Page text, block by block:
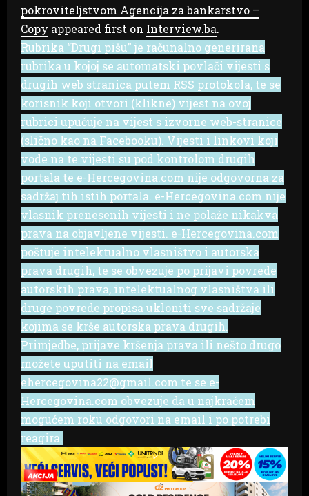
pokroviteljstvom Agencija za bankarstvo –
Copy appeared first on Interview.ba.
Rubrika “Drugi pišu” je računalno generirana
rubrika u kojoj se automatski povlači vijesti s
drugih web stranica putem RSS protokola, te se
korisnik koji otvori (klikne) vijest na ovoj
rubrici upućuje na vijest s izvorne web-stranice
(slično kao na Facebooku). Vijesti i linkovi koji
vode na te vijesti su pod kontrolom drugih
portala te e-Hercegovina.com nije odgovorna za
sadržaj tih istih portala. e-Hercegovina.com nije
vlasnik prenesenih vijesti i ne polaže nikakva
prava na objavljene vijesti. e-Hercegovina.com
poštuje intelektualno vlasništvo i autorska
prava drugih, te se obvezuje po prijavi povrede
autorskih prava, intelektualnog vlasništva ili
druge povrede propisa ukloniti sve sadržaje
kojima se krše autorska prava drugih.
Primjedbe, prijave kršenja prava ili nešto drugo
možete uputiti na email
ehercegovina22@gmail.com te se e-
Hercegovina.com obvezuje da u najkraćem
mogućem roku odgovori na email i po potrebi
reagira.